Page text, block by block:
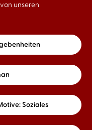
unseren
Soziales